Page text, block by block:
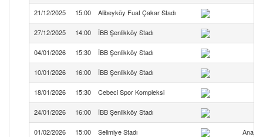
21/12/2025 15:00 Alibeyköy Fuat Çakar Stadı
27/12/2025 14:00 İBB Şenlikköy Stadı
04/01/2026 15:30 İBB Şenlikköy Stadı
10/01/2026 16:00 İBB Şenlikköy Stadı
18/01/2026 15:30 Cebeci Spor Kompleksi
24/01/2026 16:00 İBB Şenlikköy Stadı
01/02/2026 15:00 Selimiye Stadı